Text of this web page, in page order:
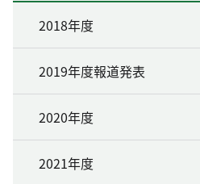
2018年度
2019年度報道発表
2020年度
2021年度